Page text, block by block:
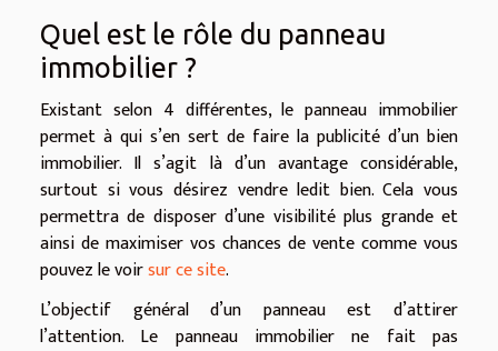
Quel est le rôle du panneau
immobilier ?
Existant selon 4 différentes, le panneau immobilier
permet à qui s’en sert de faire la publicité d’un bien
immobilier. Il s’agit là d’un avantage considérable,
surtout si vous désirez vendre ledit bien. Cela vous
permettra de disposer d’une visibilité plus grande et
ainsi de maximiser vos chances de vente comme vous
pouvez le voirsur ce site.
L’objectif général d’un panneau est d’attirer
l’attention. Le panneau immobilier ne fait pas